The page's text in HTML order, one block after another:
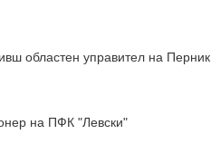
областен управител на Перник
на ПФК "Левски"